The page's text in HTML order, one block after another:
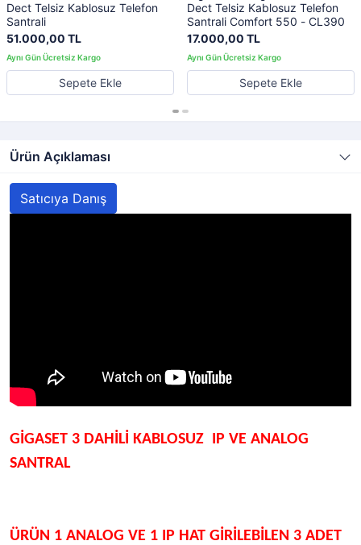
Dect Telsiz Kablosuz Telefon
Santrali
51.000,00 TL
Sepete Ekle
Dect Telsiz Kablosuz Telefon
Santrali Comfort 550 - CL390
17.000,00 TL
Sepete Ekle
Ürün Açıklaması
Satıcıya Danış
GİGASET 3 DAHİLİ KABLOSUZ IP VE ANALOG
SANTRAL
ÜRÜN 1 ANALOG VE 1 IP HAT GİRİLEBİLEN 3 ADET